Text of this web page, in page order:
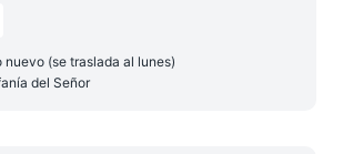
nuevo (se traslada al lunes)
del Señor